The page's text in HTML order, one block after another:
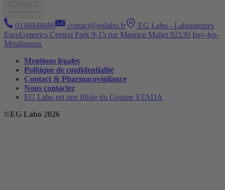
0146948686 contact@eglabo.fr
EG Labo - Laboratoires
EuroGenerics Central Park 9-15 rue Maurice Mallet 92130 Issy-les-
Moulineaux
Mentions légales
Politique de confidentialité
Contact & Pharmacovigilance
Nous contacter
EG Labo est une filiale du Groupe STADA
©EG Labo 2026